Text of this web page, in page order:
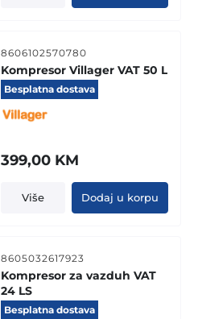
8606102570780
Kompresor Villager VAT 50 L
Besplatna dostava
399,00 KM
Više Dodaj u korpu
8605032617923
Kompresor za vazduh VAT
24 LS
Besplatna dostava